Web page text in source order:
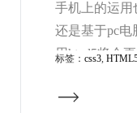
手机上的运用
还是基于pc电
用html5将会
标签： css3,